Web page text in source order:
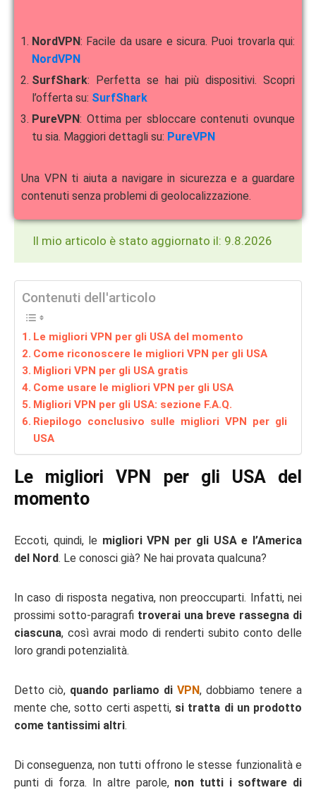
NordVPN: Facile da usare e sicura. Puoi trovarla qui:
NordVPN
SurfShark: Perfetta se hai più dispositivi. Scopri
l’offerta su: SurfShark
PureVPN: Ottima per sbloccare contenuti ovunque
tu sia. Maggiori dettagli su: PureVPN
Una VPN ti aiuta a navigare in sicurezza e a guardare
contenuti senza problemi di geolocalizzazione.
Il mio articolo è stato aggiornato il: 9.8.2026
Contenuti dell'articolo
Le migliori VPN per gli USA del momento
Come riconoscere le migliori VPN per gli USA
Migliori VPN per gli USA gratis
Come usare le migliori VPN per gli USA
Migliori VPN per gli USA: sezione F.A.Q.
Riepilogo conclusivo sulle migliori VPN per gli
USA
Le migliori VPN per gli USA del
momento
Eccoti, quindi, le migliori VPN per gli USA e l’America
del Nord. Le conosci già? Ne hai provata qualcuna?
In caso di risposta negativa, non preoccuparti. Infatti, nei
prossimi sotto-paragrafi troverai una breve rassegna di
ciascuna, così avrai modo di renderti subito conto delle
loro grandi potenzialità.
Detto ciò, quando parliamo di VPN, dobbiamo tenere a
mente che, sotto certi aspetti, si tratta di un prodotto
come tantissimi altri.
Di conseguenza, non tutti offrono le stesse funzionalità e
punti di forza. In altre parole, non tutti i software di